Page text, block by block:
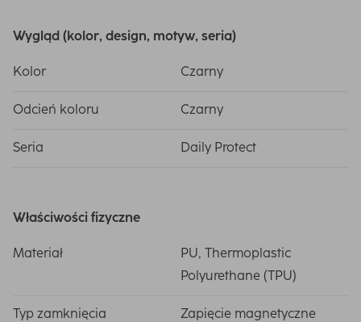
Wygląd (kolor, design, motyw, seria)
Kolor Czarny
Odcień koloru Czarny
Seria Daily Protect
Właściwości fizyczne
Materiał
PU, Thermoplastic
Polyurethane (TPU)
Typ zamknięcia Zapięcie magnetyczne